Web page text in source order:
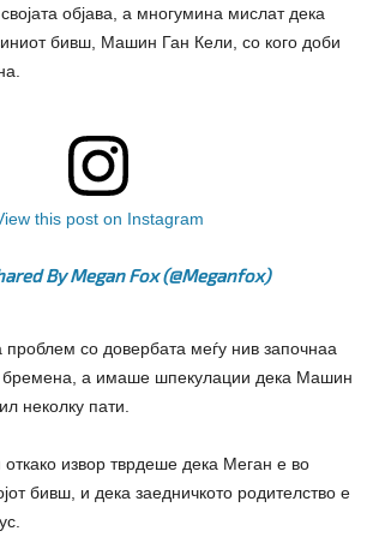
објава, а многумина мислат дека
бивш, Машин Ган Кели, со кого доби
this post on Instagram
By Megan Fox (@meganfox)
проблем со довербата меѓу нив започнаа
а имаше шпекулации дека Машин
неколку пати.
откако извор тврдеше дека Меган е во
бивш, и дека заедничкото родителство е